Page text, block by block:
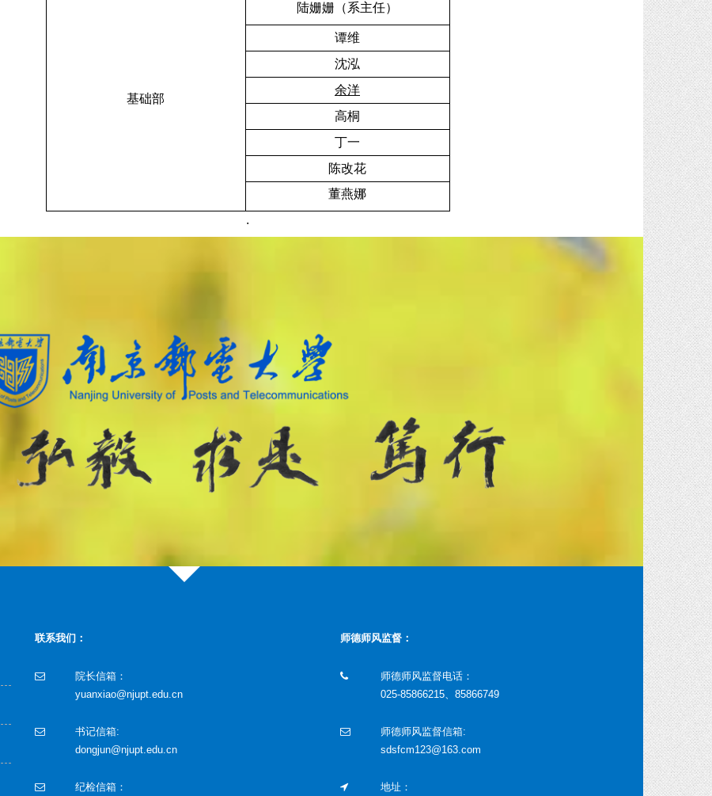
基础部
陆姗姗（系主任）
谭维
沈泓
余洋
高桐
丁一
陈改花
董燕娜
.
联系我们：
院长信箱：
yuanxiao@njupt.edu.cn
书记信箱:
dongjun@njupt.edu.cn
纪检信箱：
师德师风监督：
师德师风监督电话：
025-85866215、85866749
师德师风监督信箱:
sdsfcm123@163.com
地址：